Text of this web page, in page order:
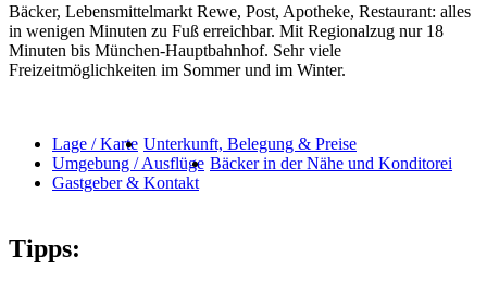
Bäcker, Lebensmittelmarkt Rewe, Post, Apotheke, Restaurant: alles
in wenigen Minuten zu Fuß erreichbar. Mit Regionalzug nur 18
Minuten bis München-Hauptbahnhof. Sehr viele
Freizeitmöglichkeiten im Sommer und im Winter.
Lage / Karte Unterkunft, Belegung & Preise
Umgebung / Ausflüge Bäcker in der Nähe und Konditorei
Gastgeber & Kontakt
Tipps: